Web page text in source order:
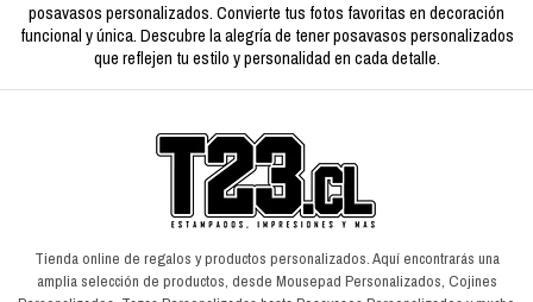
posavasos personalizados. Convierte tus fotos favoritas en decoración
funcional y única. Descubre la alegría de tener posavasos personalizados
que reflejen tu estilo y personalidad en cada detalle.
Tienda online de regalos y productos personalizados. Aquí encontrarás una
amplia selección de productos, desde Mousepad Personalizados, Cojines